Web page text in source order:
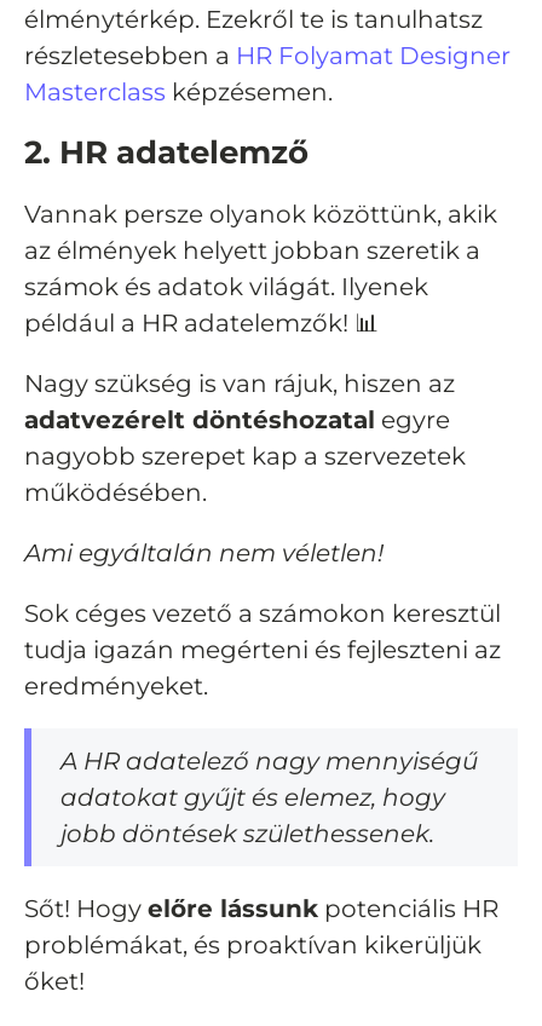
élménytérkép. Ezekről te is tanulhatsz
részletesebben a HR Folyamat Designer
Masterclass képzésemen.
2. HR adatelemző
Vannak persze olyanok közöttünk, akik
az élmények helyett jobban szeretik a
számok és adatok világát. Ilyenek
például a HR adatelemzők! 📊
Nagy szükség is van rájuk, hiszen az
adatvezérelt döntéshozatal egyre
nagyobb szerepet kap a szervezetek
működésében.
Ami egyáltalán nem véletlen!
Sok céges vezető a számokon keresztül
tudja igazán megérteni és fejleszteni az
eredményeket.
A HR adatelező nagy mennyiségű
adatokat gyűjt és elemez, hogy
jobb döntések születhessenek.
Sőt! Hogy előre lássunk potenciális HR
problémákat, és proaktívan kikerüljük
őket!